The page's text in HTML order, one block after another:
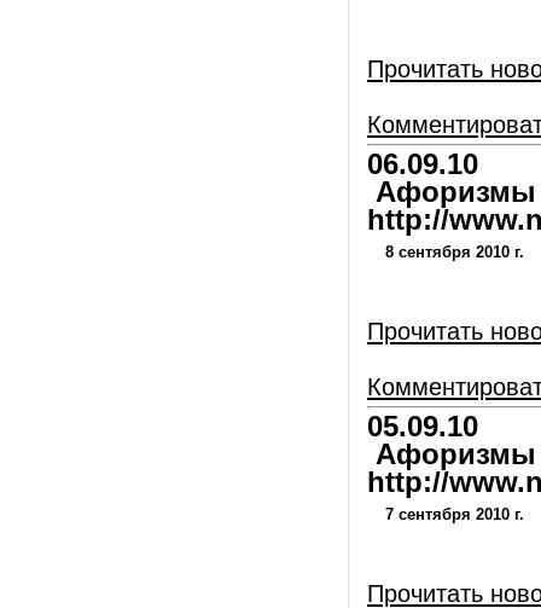
Прочитать
06.09.10
Афоризмы
http://
8 сентября 2010 г.
Прочитать
05.09.10
Афоризмы
http://
7 сентября 2010 г.
Прочитать